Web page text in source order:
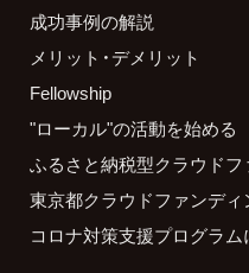
成功事例の解説
メリット・デメリット
Fellowship
"ローカル"の活動を始める
ふるさと納税型クラウド
東京都クラウドファンデ
コロナ対策支援プログラ